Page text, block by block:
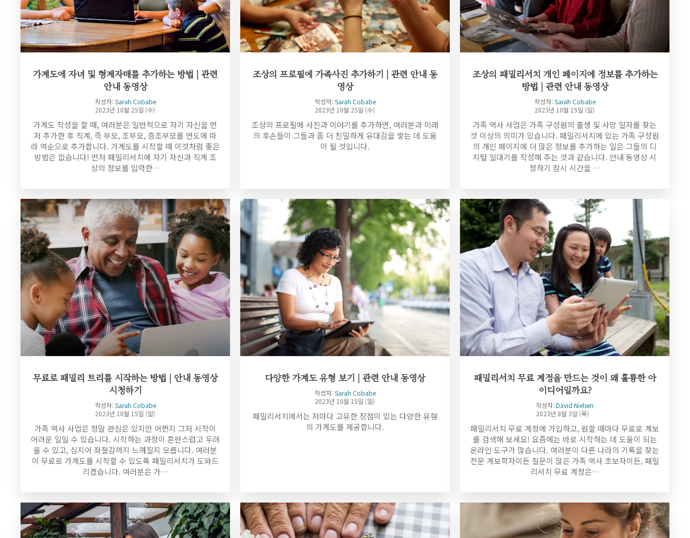
가계도에 자녀 및 형제자매를 추가하는 방법 | 관련
안내 동영상
작성자:Sarah Cobabe
2023년 10월 25일 (수)
가계도 작성을 할 때, 여러분은 일반적으로 자기 자신을 먼
저 추가한 후 직계, 즉 부모, 조부모, 증조부모를 연도에 따
라 역순으로 추가합니다. 가계도를 시작할 때 이것처럼 좋은
방법은 없습니다! 먼저 패밀리서치에 자기 자신과 직계 조
상의 정보를 입력한…
조상의 프로필에 가족사진 추가하기 | 관련 안내 동
영상
작성자:Sarah Cobabe
2023년 10월 25일 (수)
조상의 프로필에 사진과 이야기를 추가하면, 여러분과 미래
의 후손들이 그들과 좀 더 친밀하게 유대감을 쌓는 데 도움
이 될 것입니다.
조상의 패밀리서치 개인 페이지에 정보를 추가하는
방법 | 관련 안내 동영상
작성자:Sarah Cobabe
2023년 10월 15일 (일)
가족 역사 사업은 가족 구성원의 출생 및 사망 일자를 찾는
것 이상의 의미가 있습니다. 패밀리서치에 있는 가족 구성원
의 개인 페이지에 더 많은 정보를 추가하는 일은 그들의 디
지털 일대기를 작성해 주는 것과 같습니다. 안내 동영상 시
청하기 잠시 시간을 …
무료로 패밀리 트리를 시작하는 방법 | 안내 동영상
시청하기
작성자:Sarah Cobabe
2023년 10월 15일 (일)
가족 역사 사업은 정말 관심은 있지만 어쩐지 그저 시작이
어려운 일일 수 있습니다. 시작하는 과정이 혼란스럽고 두려
울 수 있고, 심지어 좌절감까지 느껴질지 모릅니다. 여러분
이 무료로 가계도를 시작할 수 있도록 패밀리서치가 도와드
리겠습니다. 여러분은 가…
다양한 가계도 유형 보기 | 관련 안내 동영상
작성자:Sarah Cobabe
2023년 10월 15일 (일)
패밀리서치에서는 저마다 고유한 장점이 있는 다양한 유형
의 가계도를 제공합니다.
패밀리서치 무료 계정을 만드는 것이 왜 훌륭한 아
이디어일까요?
작성자:David Nielsen
2023년 8월 3일 (목)
패밀리서치 무료 계정에 가입하고, 원할 때마다 무료로 계보
를 검색해 보세요! 요즘에는 바로 시작하는 데 도움이 되는
온라인 도구가 많습니다. 여러분이 다른 나라의 기록을 찾는
전문 계보학자이든 질문이 많은 가족 역사 초보자이든, 패밀
리서치 무료 계정은…